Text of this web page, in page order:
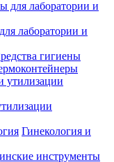
лаборатории и
гигиены
Гинекология и